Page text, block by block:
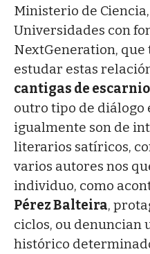
Ministerio de
Universidades con
NextGeneration,
estudar estas
cantigas de escarnio
outro tipo de diálogo
igualmente son de
literarios satíricos,
varios autores nos
individuo, como
Pérez Balteira,
ciclos, ou denuncian
histórico